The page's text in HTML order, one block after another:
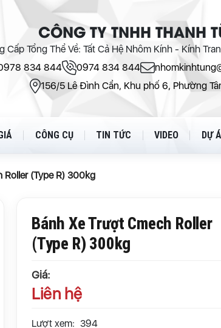
CÔNG TY TNHH THANH
Cấp Tổng Thể Về: Tất Cả Hệ Nhôm Kính - Kính
834 844
0974 834 844
156/5 Lê Đình Cẩn, Khu phố 6, Phường
CÔNG CỤ TIN TỨC VIDEO DỰ
(Type R) 300kg
Bánh Xe Trượt Cmech Roller
(Type R) 300kg
Giá:
Liên hệ
Lượt xem: 394